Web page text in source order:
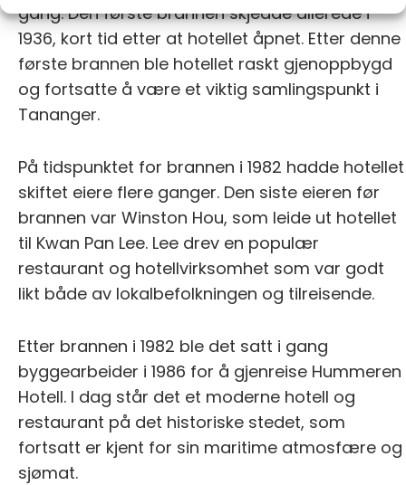
gang. Den første brannen skjedde allerede i
1936, kort tid etter at hotellet åpnet. Etter denne
første brannen ble hotellet raskt gjenoppbygd
og fortsatte å være et viktig samlingspunkt i
Tananger.
På tidspunktet for brannen i 1982 hadde hotellet
skiftet eiere flere ganger. Den siste eieren før
brannen var Winston Hou, som leide ut hotellet
til Kwan Pan Lee. Lee drev en populær
restaurant og hotellvirksomhet som var godt
likt både av lokalbefolkningen og tilreisende.
Etter brannen i 1982 ble det satt i gang
byggearbeider i 1986 for å gjenreise Hummeren
Hotell. I dag står det et moderne hotell og
restaurant på det historiske stedet, som
fortsatt er kjent for sin maritime atmosfære og
sjømat.